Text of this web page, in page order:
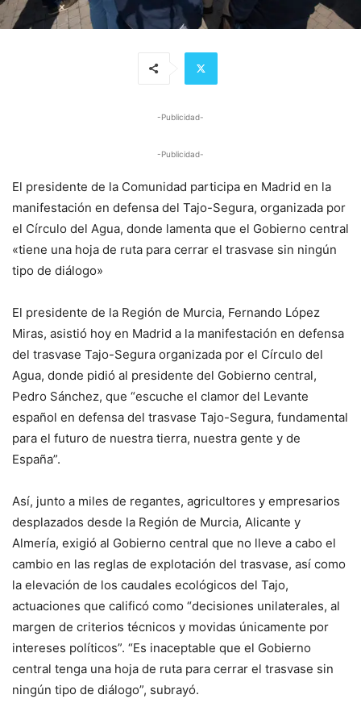
-Publicidad-
-Publicidad-
El presidente de la Comunidad participa en Madrid en la
manifestación en defensa del Tajo-Segura, organizada por
el Círculo del Agua, donde lamenta que el Gobierno central
«tiene una hoja de ruta para cerrar el trasvase sin ningún
tipo de diálogo»
El presidente de la Región de Murcia, Fernando López
Miras, asistió hoy en Madrid a la manifestación en defensa
del trasvase Tajo-Segura organizada por el Círculo del
Agua, donde pidió al presidente del Gobierno central,
Pedro Sánchez, que “escuche el clamor del Levante
español en defensa del trasvase Tajo-Segura, fundamental
para el futuro de nuestra tierra, nuestra gente y de
España”.
Así, junto a miles de regantes, agricultores y empresarios
desplazados desde la Región de Murcia, Alicante y
Almería, exigió al Gobierno central que no lleve a cabo el
cambio en las reglas de explotación del trasvase, así como
la elevación de los caudales ecológicos del Tajo,
actuaciones que calificó como “decisiones unilaterales, al
margen de criterios técnicos y movidas únicamente por
intereses políticos”. “Es inaceptable que el Gobierno
central tenga una hoja de ruta para cerrar el trasvase sin
ningún tipo de diálogo”, subrayó.